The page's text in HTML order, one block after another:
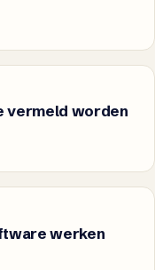
vermeld worden
werken